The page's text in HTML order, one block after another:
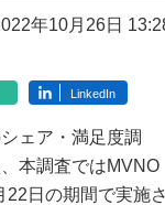
年10月26日
LinkedIn
ェア・満足度調
本調査ではMVNO
日の期間で実施さ